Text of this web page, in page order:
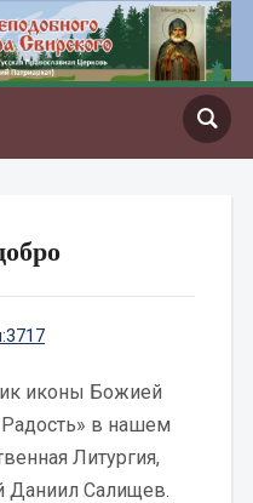
иконы Божией
в нашем
Литургия,
Даниил Салищев.